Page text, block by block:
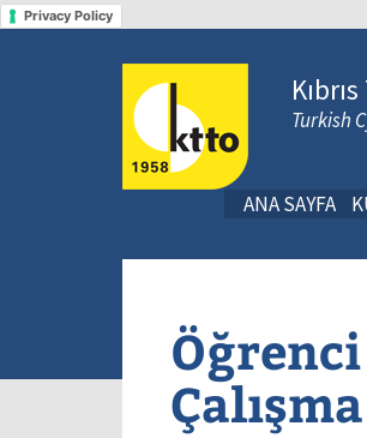
Privacy Policy
Turkish
ANA SAYFA